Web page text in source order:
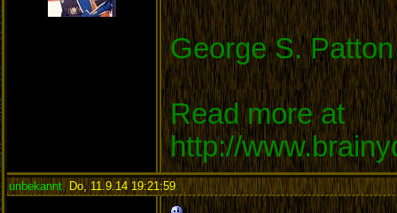
George S. Patton
Read more at
http://
unbekannt, Do, 11.9.14 19:21:59: